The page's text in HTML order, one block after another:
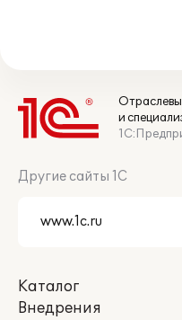
и
Другие сайты 1С
Каталог
Внедрения